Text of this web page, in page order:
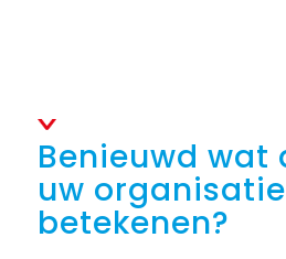
Benieuwd wat
uw
betekenen?